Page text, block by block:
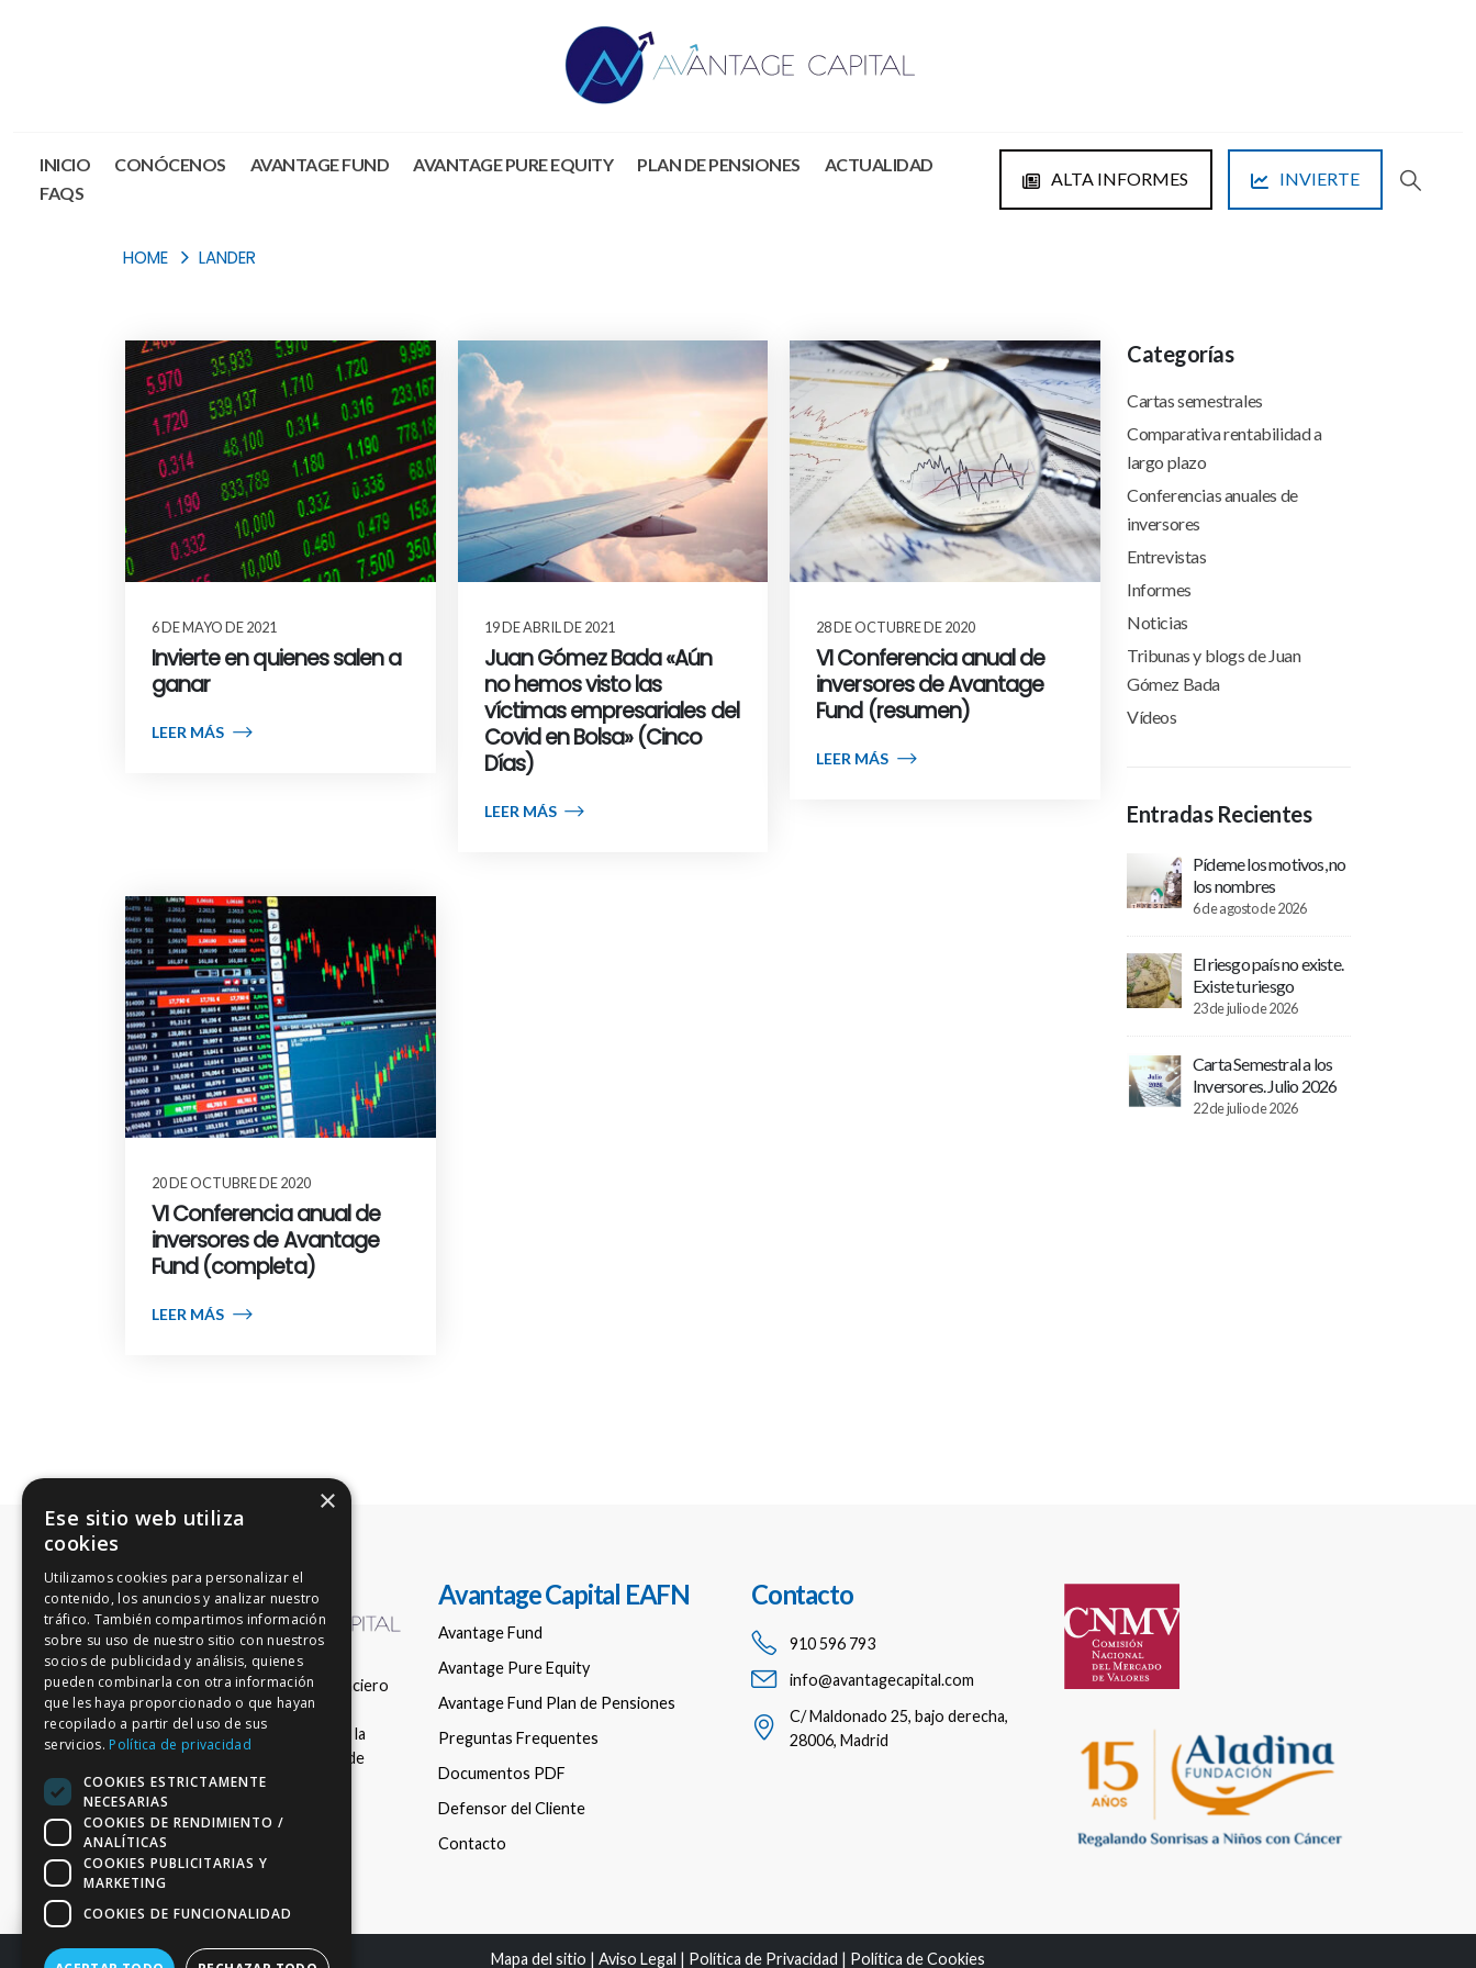
INICIO CONÓCENOS AVANTAGE FUND AVANTAGE PURE EQUITY PLAN DE PENSIONES
ACTUALIDAD
FAQS
ALTA INFORMES INVIERTE
HOME LANDER
Blog Archive
6 DE MAYO DE 2021
Invierte en quienes salen a
ganar
LEER MÁS
19 DE ABRIL DE 2021
Juan Gómez Bada «Aún
no hemos visto las
víctimas empresariales del
Covid en Bolsa» (Cinco
Días)
LEER MÁS
28 DE OCTUBRE DE 2020
VI Conferencia anual de
inversores de Avantage
Fund (resumen)
LEER MÁS
20 DE OCTUBRE DE 2020
VI Conferencia anual de
inversores de Avantage
Fund (completa)
LEER MÁS
Categorías
Cartas semestrales
Comparativa rentabilidad a
largo plazo
Conferencias anuales de
inversores
Entrevistas
Informes
Noticias
Tribunas y blogs de Juan
Gómez Bada
Vídeos
Entradas Recientes
Pídeme los motivos, no
los nombres
6 de agosto de 2026
El riesgo país no existe.
Existe tu riesgo
23 de julio de 2026
Carta Semestral a los
Inversores. Julio 2026
22 de julio de 2026
Empresa de asesoramiento financiero
nacional en fondos de inversión,
registrada con el número 150 en la
Comisión Nacional del Mercado de
Valores (CNMV).
Avantage Capital EAFN
Avantage Fund
Avantage Pure Equity
Avantage Fund Plan de Pensiones
Preguntas Frequentes
Documentos PDF
Defensor del Cliente
Contacto
Contacto
910 596 793
info@avantagecapital.com
C/ Maldonado 25, bajo derecha,
28006, Madrid
Mapa del sitio | Aviso Legal | Política de Privacidad | Política de Cookies
×
Ese sitio web utiliza
cookies
Utilizamos cookies para personalizar el
contenido, los anuncios y analizar nuestro
tráfico. También compartimos información
sobre su uso de nuestro sitio con nuestros
socios de publicidad y análisis, quienes
pueden combinarla con otra información
que les haya proporcionado o que hayan
recopilado a partir del uso de sus
servicios. Política de privacidad
COOKIES ESTRICTAMENTE
NECESARIAS
COOKIES DE RENDIMIENTO /
ANALÍTICAS
COOKIES PUBLICITARIAS Y
MARKETING
COOKIES DE FUNCIONALIDAD